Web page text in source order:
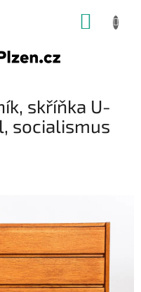
skříňka U-
socialismus